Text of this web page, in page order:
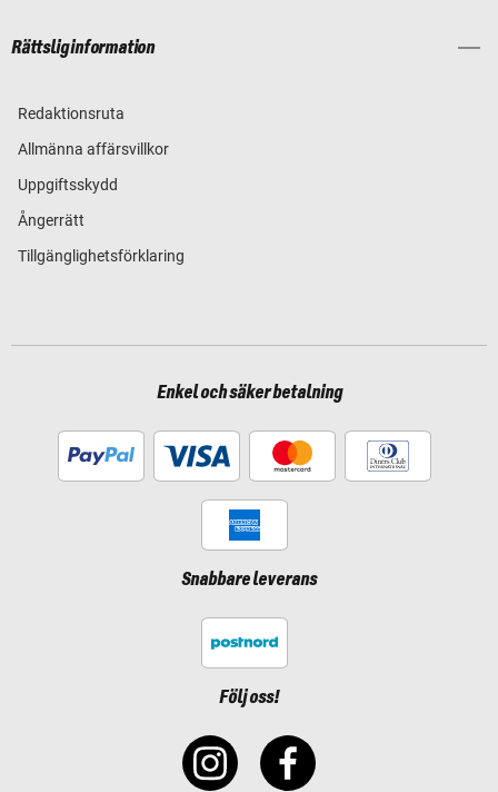
Rättslig information
Redaktionsruta
Allmänna affärsvillkor
Uppgiftsskydd
Ångerrätt
Tillgänglighetsförklaring
Enkel och säker betalning
Snabbare leverans
Följ oss!